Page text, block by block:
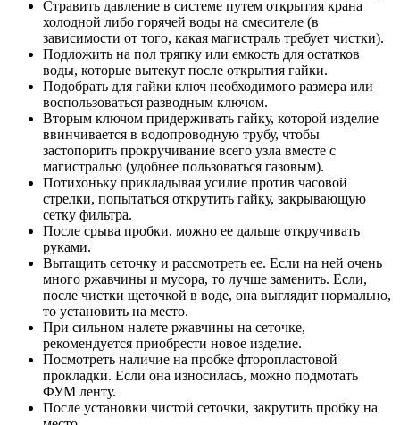
Стравить давление в системе путем открытия крана
холодной либо горячей воды на смесителе (в
зависимости от того, какая магистраль требует чистки).
Подложить на пол тряпку или емкость для остатков
воды, которые вытекут после открытия гайки.
Подобрать для гайки ключ необходимого размера или
воспользоваться разводным ключом.
Вторым ключом придерживать гайку, которой изделие
ввинчивается в водопроводную трубу, чтобы
застопорить прокручивание всего узла вместе с
магистралью (удобнее пользоваться газовым).
Потихоньку прикладывая усилие против часовой
стрелки, попытаться открутить гайку, закрывающую
сетку фильтра.
После срыва пробки, можно ее дальше откручивать
руками.
Вытащить сеточку и рассмотреть ее. Если на ней очень
много ржавчины и мусора, то лучше заменить. Если,
после чистки щеточкой в воде, она выглядит нормально,
то установить на место.
При сильном налете ржавчины на сеточке,
рекомендуется приобрести новое изделие.
Посмотреть наличие на пробке фторопластовой
прокладки. Если она износилась, можно подмотать
ФУМ ленту.
После установки чистой сеточки, закрутить пробку на